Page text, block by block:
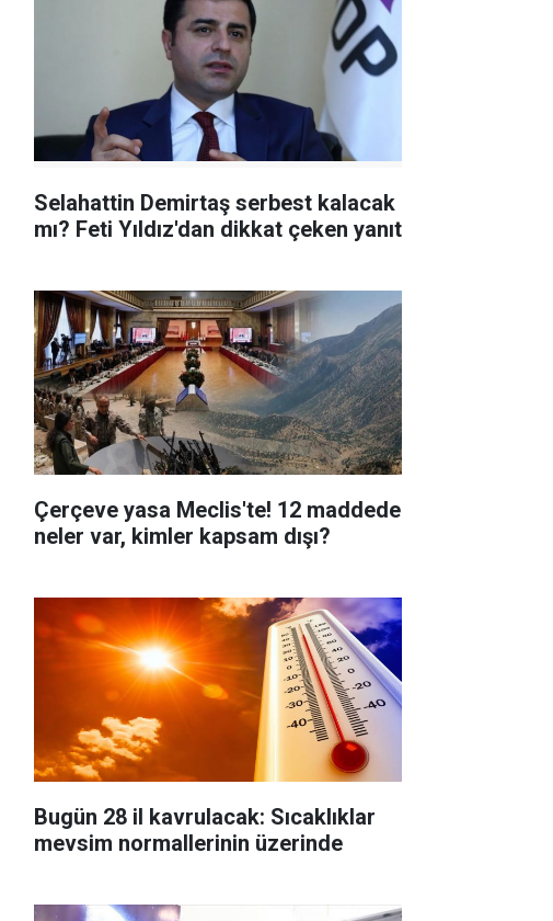
Selahattin Demirtaş serbest kalacak
mı? Feti Yıldız'dan dikkat çeken yanıt
Çerçeve yasa Meclis'te! 12 maddede
neler var, kimler kapsam dışı?
Bugün 28 il kavrulacak: Sıcaklıklar
mevsim normallerinin üzerinde